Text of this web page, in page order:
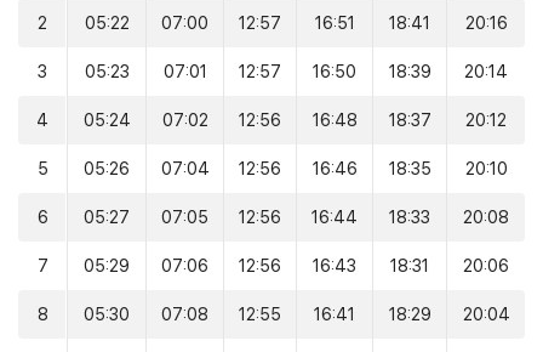
2 05:22 07:00 12:57 16:51 18:41 20:16
3 05:23 07:01 12:57 16:50 18:39 20:14
4 05:24 07:02 12:56 16:48 18:37 20:12
5 05:26 07:04 12:56 16:46 18:35 20:10
6 05:27 07:05 12:56 16:44 18:33 20:08
7 05:29 07:06 12:56 16:43 18:31 20:06
8 05:30 07:08 12:55 16:41 18:29 20:04